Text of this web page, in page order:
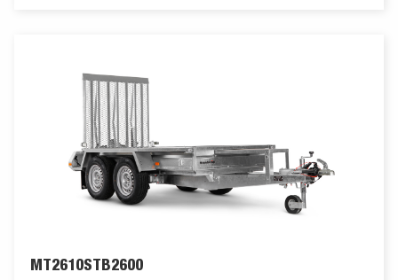
versions sont équipées d'anneaux d'arrimage intérieurs pour
sécuriser le chargement et le transport des marchandises.
Comme toujours, Brenderup propose une large gamme
d’accessoires pour ses remorques. Les images sont fournies à
titre indicatif uniquement et peuvent illustrer des équipements
optionnels.
MT2610STB2600